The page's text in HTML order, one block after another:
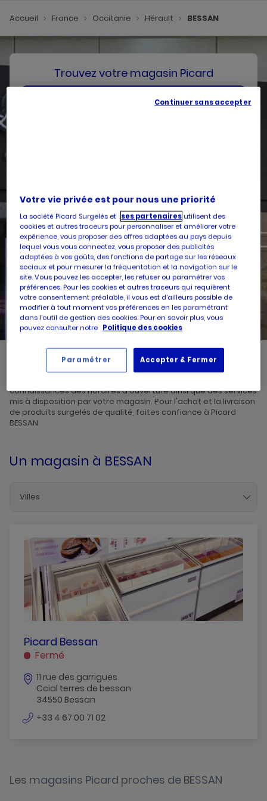
Accueil France Occitanie Hérault BESSAN
Trouvez votre magasin Picard
SE GÉOLOCALISER
Services
RECHERCHER
POINT
DE
VENTE
PICARD
Picard, créateur de saveurs et commerçant de proximité, vous
connaissances des horaires d'ouverture ainsi que des services
mis à disposition par votre magasin. Pour l'achat et la livraison
de produits surgelés de qualité, faites confiance à Picard
BESSAN
Un magasin à BESSAN
Villes
Balaruc-Le-Vieux
Bessan
Beziers
Castelnau-Le-Lez
Clermont-L-Herault
Gignac
Jacou
Juvignac
La-Grande-Motte
PICARD
BESSAN
Picard Bessan
Fermé
11 rue des garrigues
Ccial terres de bessan
34550 Bessan
+33 4 67 00 71 02numéro
Les magasins Picard proches de BESSAN
Votre vie privée est pour nous une priorité
La société Picard Surgelés et ses partenairesutilisent des
cookies et autres traceurs pour personnaliser et améliorer votre
expérience, vous proposer des offres adaptées au pays depuis
lequel vous vous connectez, vous proposer des publicités
adaptées à vos goûts, des fonctions de partage sur les réseaux
sociaux et pour mesurer la fréquentation et la navigation sur le
site. Vous pouvez les accepter, les refuser ou paramétrer vos
préférences. Pour les cookies et autres traceurs qui requièrent
votre consentement préalable, il vous est d’ailleurs possible de
modifier à tout moment vos préférences en les paramétrant
dans l’outil de gestion des cookies. Pour en savoir plus, vous
pouvez consulter notre Politique des cookies
Accepter & Fermer
Paramétrer
Continuer sans accepter